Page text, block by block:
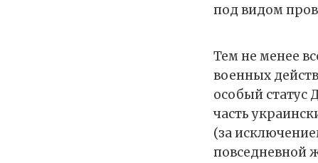
под видом
Тем не менее
военных
особый статус
часть
(за
повседневной